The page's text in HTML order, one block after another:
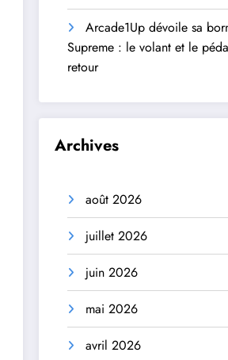
Arcade1Up dévoile sa
Supreme : le volant et le
retour
Archives
août 2026
juillet 2026
juin 2026
mai 2026
avril 2026